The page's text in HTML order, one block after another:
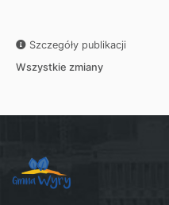
Szczegóły publikacji
Wszystkie zmiany